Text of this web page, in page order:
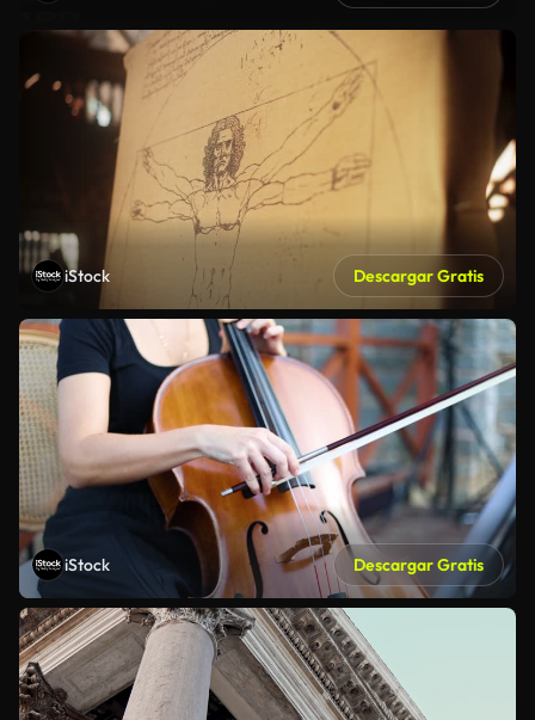
iStock Descargar Gratis
iStock Descargar Gratis